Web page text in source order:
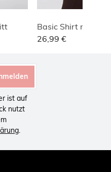
Basic Shirt mit
26,99 €
ist auf
nutzt
.